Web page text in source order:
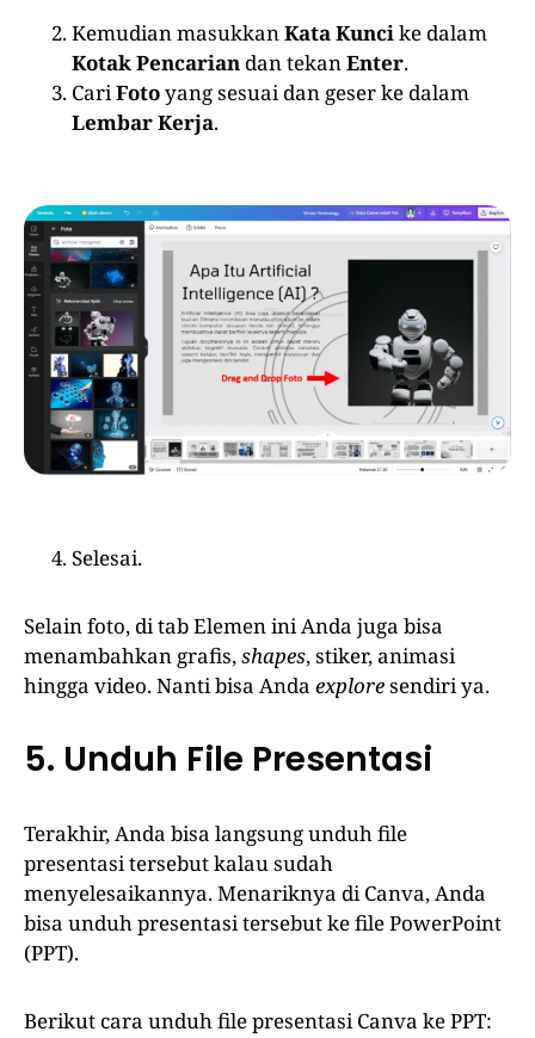
Kemudian masukkanKata Kuncike dalam
Kotak Pencarian dan tekanEnter.
CariFotoyang sesuai dan geser ke dalam
Lembar Kerja.
Selesai.
Selain foto, di tab Elemen ini Anda juga bisa
menambahkan grafis,shapes, stiker, animasi
hingga video. Nanti bisa Anda exploresendiri ya.
5. Unduh File Presentasi
Terakhir, Anda bisa langsung unduh file
presentasi tersebut kalau sudah
menyelesaikannya. Menariknya di Canva, Anda
bisa unduh presentasi tersebut ke file PowerPoint
(PPT).
Berikut cara unduh file presentasi Canva ke PPT: